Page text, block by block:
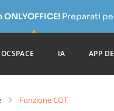
Preparati
IA APP
Funzione COT